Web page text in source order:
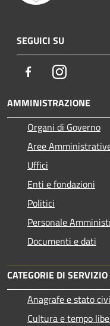
SEGUICI SU
FacebookInstagram
AMMINISTRAZIONE
Organi di Governo
Aree
Uffici
Enti e fondazioni
Politici
Personale
Documenti e dati
CATEGORIE DI SERVIZIO
Anagrafe e stato
Cultura e tempo